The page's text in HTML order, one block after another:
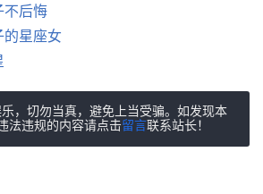
不后悔
星座女
，切勿当真，避免上当受骗。如发现本
法违规的内容请点击留言联系站长！